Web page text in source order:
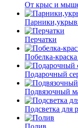
От крыс и
Перчатки
Побелка-
Подарочный
Подвязочный
Подсветка для
Полив